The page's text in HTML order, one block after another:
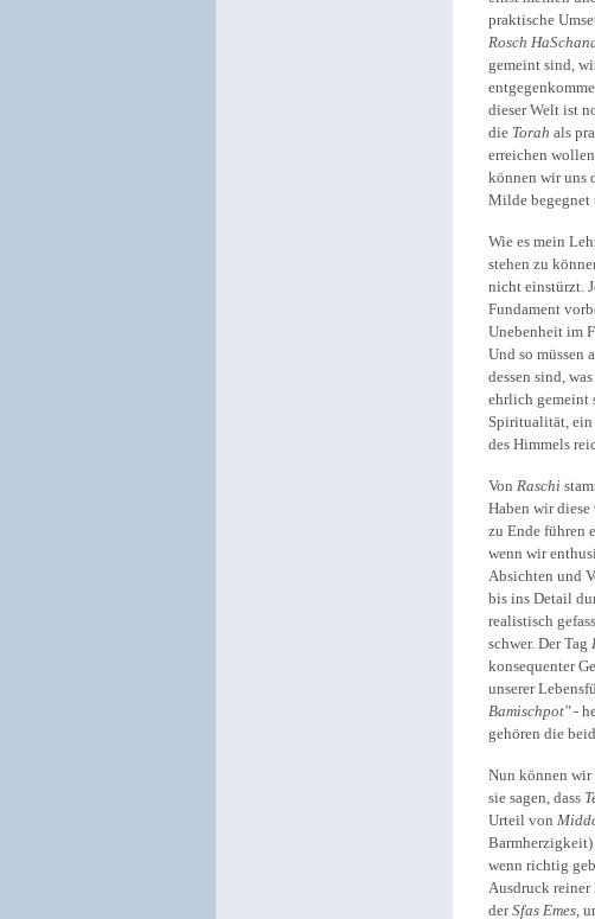
praktische
Rosch
gemeint sind,
dieser Welt ist
die Torah als
erreichen
können wir uns
Milde begegnet
Wie es mein
stehen zu
nicht einstürzt.
Fundament
Unebenheit im
Und so müssen
dessen sind,
ehrlich gemeint
Spiritualität, ein
des Himmels
Von Raschi
Haben wir
zu Ende führen
wenn wir
Absichten und
bis ins Detail
realistisch
schwer. Der Tag
konsequenter
unserer
Bamischpot" -
gehören die
Nun können wir
sie sagen, dass
Urteil von
Barmherzigkeit)
wenn richtig
Ausdruck reiner
derSfas Emes,